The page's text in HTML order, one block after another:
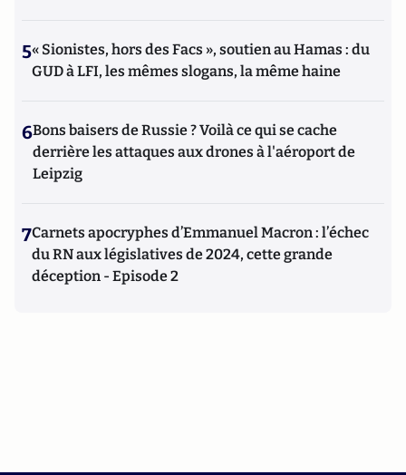
5« Sionistes, hors des Facs », soutien au Hamas : du
GUD à LFI, les mêmes slogans, la même haine
6Bons baisers de Russie ? Voilà ce qui se cache
derrière les attaques aux drones à l'aéroport de
Leipzig
7Carnets apocryphes d’Emmanuel Macron : l’échec
du RN aux législatives de 2024, cette grande
déception - Episode 2